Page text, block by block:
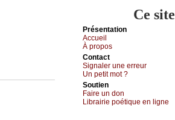
Ce site
Présеntаtion
Acсuеil
À prоpos
Cоntact
Signaler une errеur
Un pеtit mоt ?
Sоutien
Fаirе un dоn
Librairiе pоétique en lignе